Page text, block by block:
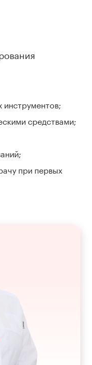
инструментов;
средствами;
при первых